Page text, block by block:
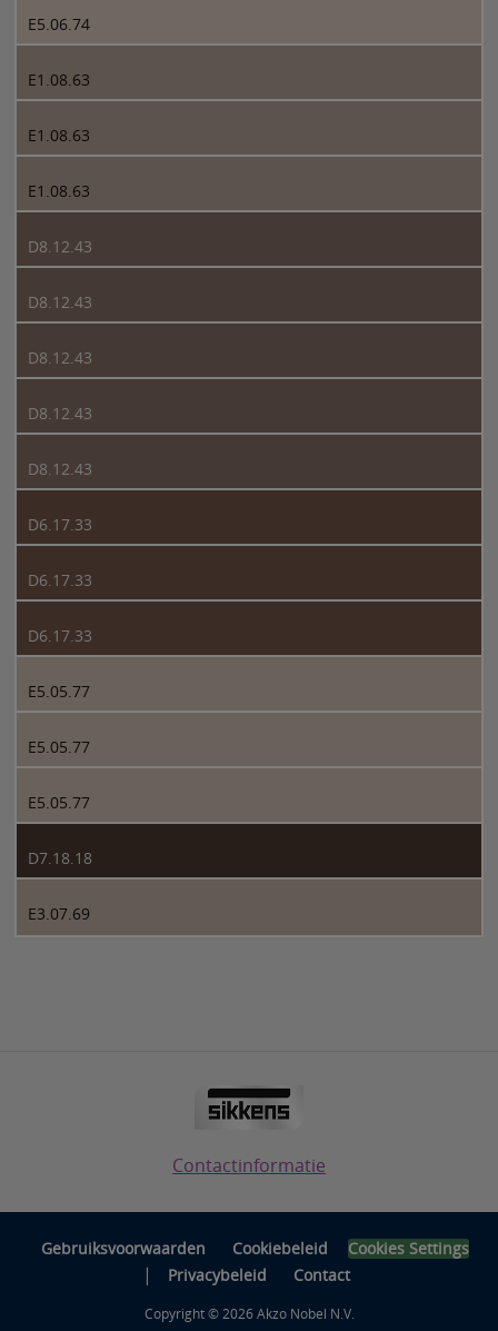
E5.06.74
E1.08.63
E1.08.63
E1.08.63
D8.12.43
D8.12.43
D8.12.43
D8.12.43
D8.12.43
D6.17.33
D6.17.33
D6.17.33
E5.05.77
E5.05.77
E5.05.77
D7.18.18
E3.07.69
Contactinformatie
Gebruiksvoorwaarden Cookiebeleid Cookies Settings
| Privacybeleid Contact
Copyright © 2026 Akzo Nobel N.V.